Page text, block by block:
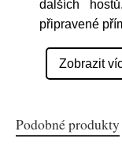
dalších
připravené
Zobrazit
Podobné produkty